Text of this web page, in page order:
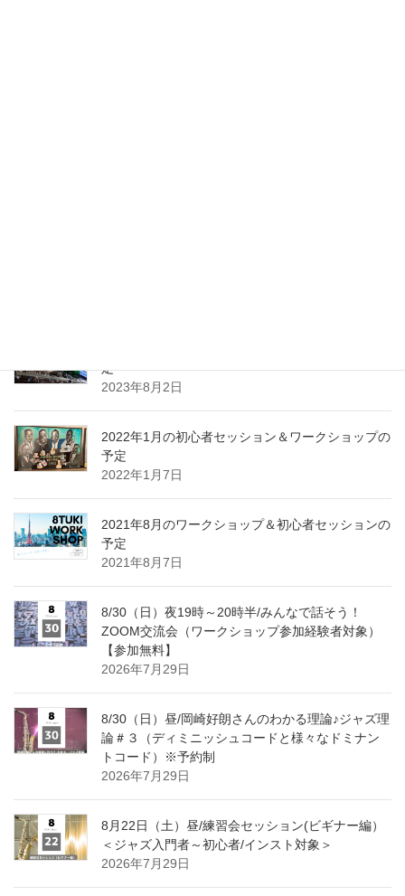
定
2023年8月2日
2022年1月の初心者セッション＆ワークショップの
予定
2022年1月7日
2021年8月のワークショップ＆初心者セッションの
予定
2021年8月7日
8/30（日）夜19時～20時半/みんなで話そう！
ZOOM交流会（ワークショップ参加経験者対象）
【参加無料】
2026年7月29日
8/30（日）昼/岡崎好朗さんのわかる理論♪ジャズ理
論＃３（ディミニッシュコードと様々なドミナン
トコード）※予約制
2026年7月29日
8月22日（土）昼/練習会セッション(ビギナー編）
＜ジャズ入門者～初心者/インスト対象＞
2026年7月29日